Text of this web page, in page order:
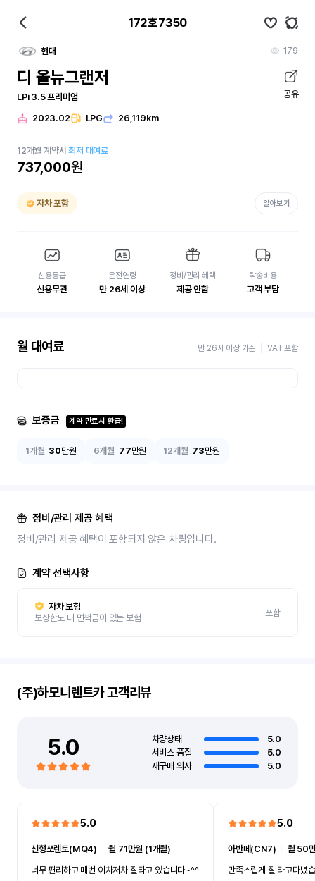
172호7350
현대 179
디 올뉴그랜저
LPi 3.5 프리미엄 공유
2023.02 LPG 26,119km
12개월 계약시최저 대여료
737,000원
자차 포함 알아보기
신용등급
신용무관
운전연령
만 26세 이상
정비/관리 혜택
제공 안함
탁송비용
고객 부담
월 대여료 만 26세 이상 기준 VAT 포함
보증금 계약 만료시 환급!
1개월 30만원 6개월 77만원 12개월 73만원
정비/관리 제공 혜택
정비/관리 제공 혜택이 포함되지 않은 차량입니다.
계약 선택사항
자차 보험
보상한도 내 면책금이 있는 보험
포함
(주)하모니렌트카고객리뷰
5.0 차량상태
5.0
서비스 품질
5.0
재구매 의사
5.0
5.0
신형쏘렌토(MQ4) ㅣ월 71만원 (1개월)
너무 편리하고 매번 이차저차 잘타고 있습니다~^^
5.0
아반떼(CN7)
월 50
만족스럽게 잘 타고다녔